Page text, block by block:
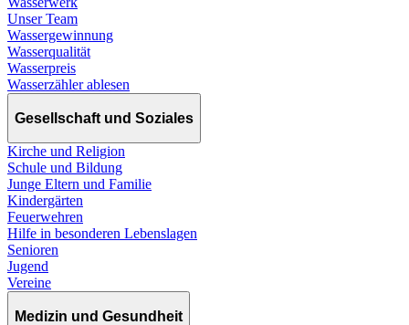
Unser Team
Wassergewinnung
Wasserqualität
Wasserpreis
Wasserzähler ablesen
Gesellschaft und Soziales
Kirche und Religion
Schule und Bildung
Junge Eltern und Familie
Kindergärten
Feuerwehren
Hilfe in besonderen Lebenslagen
Senioren
Jugend
Vereine
Medizin und Gesundheit